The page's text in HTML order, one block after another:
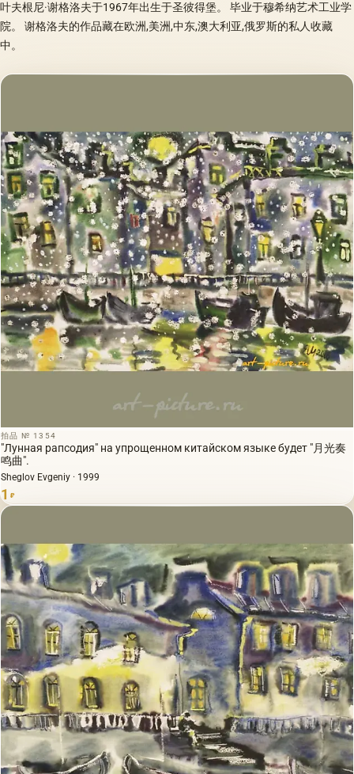
叶夫根尼·谢格洛夫于1967年出生于圣彼得堡。 毕业于穆希纳艺术工业学
院。 谢格洛夫的作品藏在欧洲,美洲,中东,澳大利亚,俄罗斯的私人收藏
中。
拍品 № 1354
"Лунная рапсодия" на упрощенном китайском языке будет "月光奏
鸣曲".
Sheglov Evgeniy · 1999
1 ₽